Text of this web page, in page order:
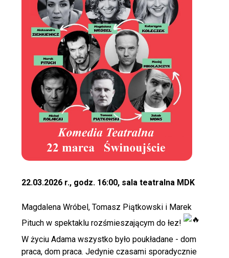
22.03.2026 r., godz. 16:00, sala teatralna MDK
Magdalena Wróbel, Tomasz Piątkowski i Marek
Pituch w spektaklu rozśmieszającym do łez!
W życiu Adama wszystko było poukładane - dom
praca, dom praca. Jedynie czasami sporadycznie